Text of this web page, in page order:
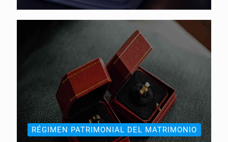
RÉGIMEN PATRIMONIAL DEL MATRIMONIO